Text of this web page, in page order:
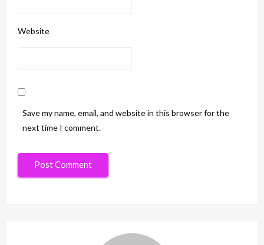
Website
Save my name, email, and website in this browser for the
next time I comment.